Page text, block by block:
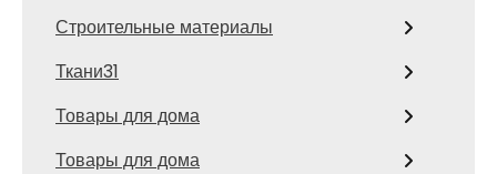
Строительные материалы
Ткани31
Товары для дома
Товары для дома